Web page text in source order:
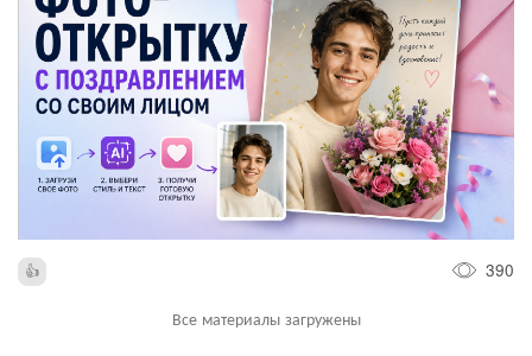
390
Все материалы загружены